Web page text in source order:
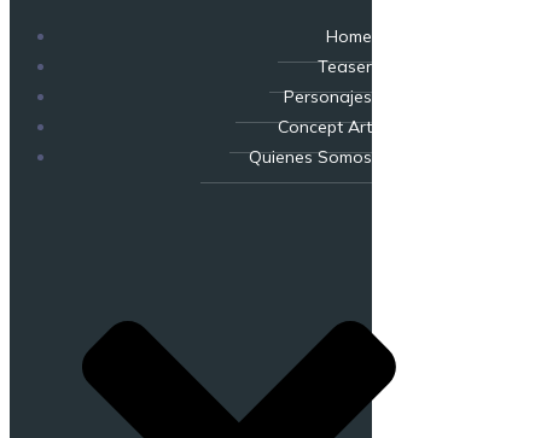
Home
Teaser
Personajes
Concept Art
Quienes Somos